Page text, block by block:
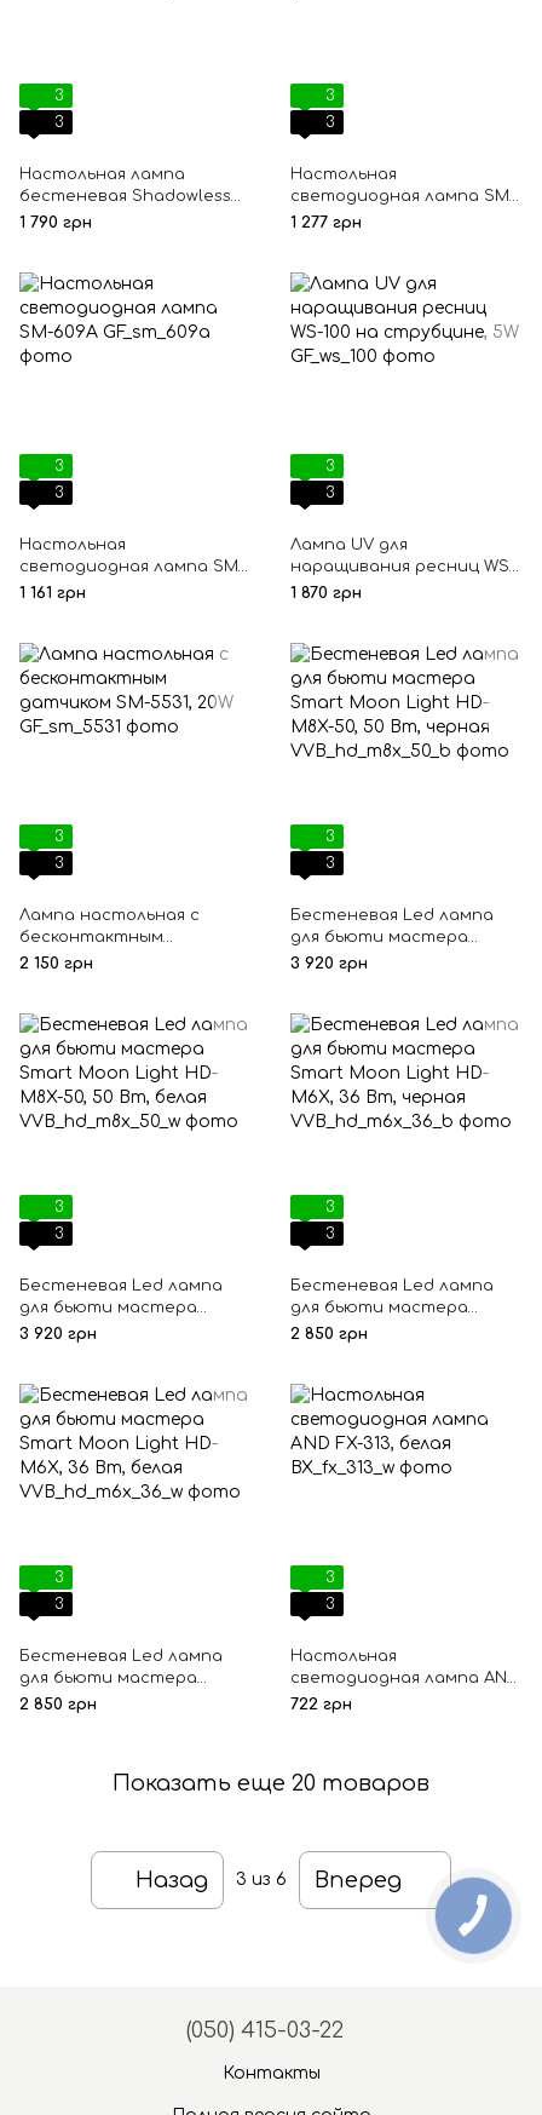
3
3
Настольная лампа
бестеневая Shadowless
Lamp 9501, 18w
1 790 грн
3
3
Настольная
светодиодная лампа SM-
6621
1 277 грн
3
3
Настольная
светодиодная лампа SM-
609A
1 161 грн
3
3
Лампа UV для
наращивания ресниц WS-
100 на струбцине, 5W
1 870 грн
3
3
Лампа настольная с
бесконтактным
датчиком SM-5531, 20W
2 150 грн
3
3
Бестеневая Led лампа
для бьюти мастера
Smart Moon Light HD-M8X-
3 920 грн
3
3
Бестеневая Led лампа
для бьюти мастера
Smart Moon Light HD-M8X-
3 920 грн
3
3
Бестеневая Led лампа
для бьюти мастера
Smart Moon Light HD-M6X,
2 850 грн
3
3
Бестеневая Led лампа
для бьюти мастера
Smart Moon Light HD-M6X,
2 850 грн
3
3
Настольная
светодиодная лампа AND
FX-313, белая
722 грн
Показать еще 20 товаров
Назад 3 из 6 Вперед
(050) 415-03-22
Контакты